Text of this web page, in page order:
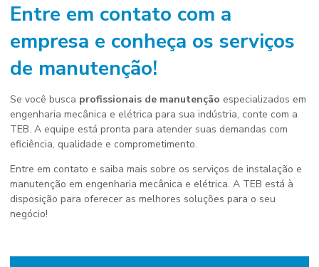
Entre em contato com a
empresa e conheça os serviços
de manutenção!
Se você busca profissionais de manutenção especializados em
engenharia mecânica e elétrica para sua indústria, conte com a
TEB. A equipe está pronta para atender suas demandas com
eficiência, qualidade e comprometimento.
Entre em contato e saiba mais sobre os serviços de instalação e
manutenção em engenharia mecânica e elétrica. A TEB está à
disposição para oferecer as melhores soluções para o seu
negócio!